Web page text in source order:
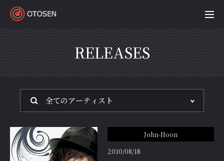
RELEASES
John-Hoon
2010/08/18